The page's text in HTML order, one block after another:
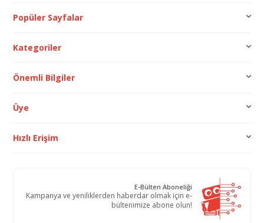
Popüler Sayfalar
Kategoriler
Önemli Bilgiler
Üye
Hızlı Erişim
E-Bülten Aboneliği
Kampanya ve yeniliklerden haberdar olmak için e-
bültenimize abone olun!